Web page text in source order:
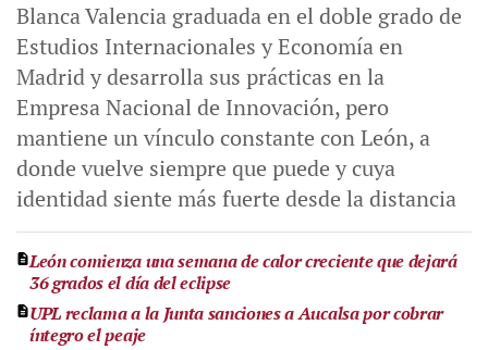
Blanca Valencia graduada en el doble grado de
Estudios Internacionales y Economía en
Madrid y desarrolla sus prácticas en la
Empresa Nacional de Innovación, pero
mantiene un vínculo constante con León, a
donde vuelve siempre que puede y cuya
identidad siente más fuerte desde la distancia
León comienza una semana de calor creciente que dejará
36 grados el día del eclipse
UPL reclama a la Junta sanciones a Aucalsa por cobrar
íntegro el peaje